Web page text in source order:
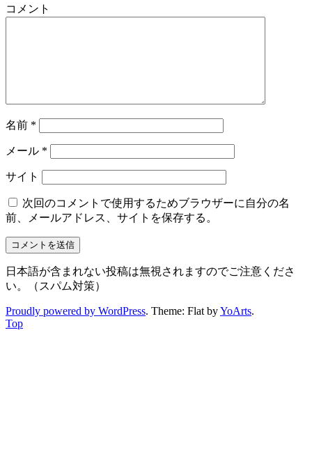
コメント
名前 *
メール *
サイト
次回のコメントで使用するためブラウザーに自分の名
前、メールアドレス、サイトを保存する。
日本語が含まれない投稿は無視されますのでご注意くださ
い。（スパム対策）
Proudly powered by WordPress. Theme: Flat byYoArts.
Top